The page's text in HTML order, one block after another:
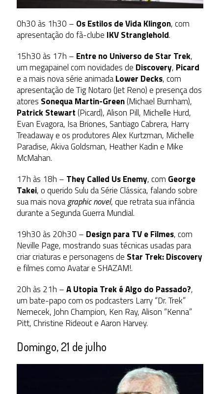
0h30 às 1h30 – Os Estilos de Vida Klingon, com
apresentação do fã-clube IKV Stranglehold.
15h30 às 17h – Entre no Universo de Star Trek,
um megapainel com novidades de Discovery, Picard
e a mais nova série animadaLower Decks, com
apresentação de Tig Notaro (Jet Reno) e presença dos
atores Sonequa Martin-Green(Michael Burnham),
Patrick Stewart (Picard), Alison Pill, Michelle Hurd,
Evan Evagora, Isa Briones, Santiago Cabrera, Harry
Treadaway e os produtores Alex Kurtzman, Michelle
Paradise, Akiva Goldsman, Heather Kadin e Mike
McMahan.
17h às 18h – They Called Us Enemy, com George
Takei, o querido Sulu da Série Clássica, falando sobre
sua mais novagraphic novel, que retrata sua infância
durante a Segunda Guerra Mundial.
19h30 às 20h30 – Design para TV e Filmes, com
Neville Page, mostrando suas técnicas usadas para
criar criaturas e personagens de Star Trek: Discovery
e filmes como Avatar e SHAZAM!.
20h às 21h –A Utopia Trek é Algo do Passado?,
um bate-papo com os podcasters Larry “Dr. Trek”
Nemecek, John Champion, Ken Ray, Alison “Kenna”
Pitt, Christine Rideout e Aaron Harvey.
Domingo, 21 de julho